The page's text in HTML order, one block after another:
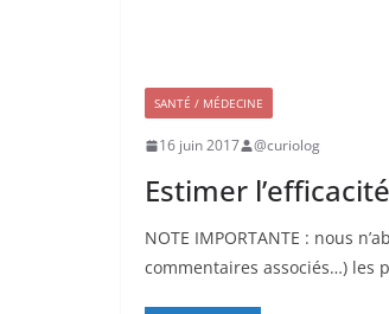
SANTÉ / MÉDECINE
16 juin 2017 @curiolog
Estimer
NOTE IMPORTANTE : nous
commentaires associés…) les